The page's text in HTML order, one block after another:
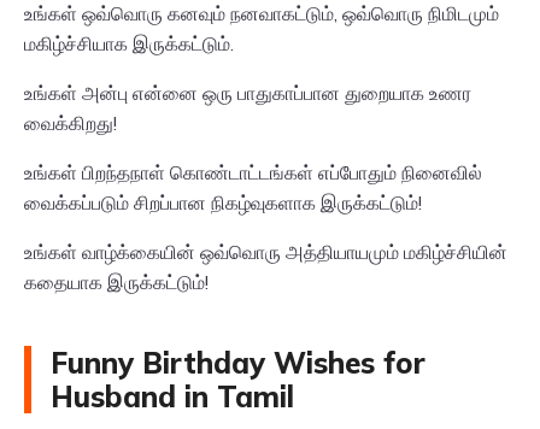
உங்கள் ஒவ்வொரு கனவும் நனவாகட்டும், ஒவ்வொரு நிமிடமும்
மகிழ்ச்சியாக இருக்கட்டும்.
உங்கள் அன்பு என்னை ஒரு பாதுகாப்பான துறையாக உணர
வைக்கிறது!
உங்கள் பிறந்தநாள் கொண்டாட்டங்கள் எப்போதும் நினைவில்
வைக்கப்படும் சிறப்பான நிகழ்வுகளாக இருக்கட்டும்!
உங்கள் வாழ்க்கையின் ஒவ்வொரு அத்தியாயமும் மகிழ்ச்சியின்
கதையாக இருக்கட்டும்!
Funny Birthday Wishes for
Husband in Tamil